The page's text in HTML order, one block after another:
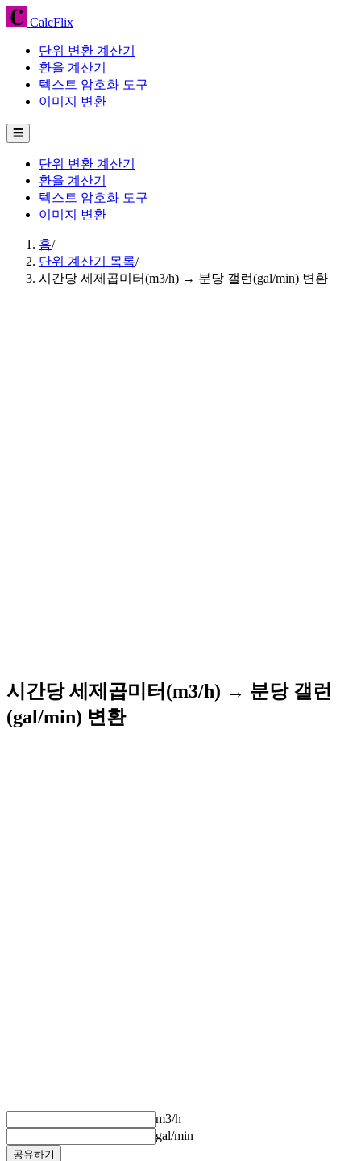
CalcFlix
단위 변환 계산기
환율 계산기
텍스트 암호화 도구
이미지 변환
☰
단위 변환 계산기
환율 계산기
텍스트 암호화 도구
이미지 변환
홈/
단위 계산기 목록/
시간당 세제곱미터(m3/h) → 분당 갤런(gal/min) 변환
시간당 세제곱미터(m3/h) → 분당 갤런
(gal/min) 변환
m3/h
gal/min
공유하기